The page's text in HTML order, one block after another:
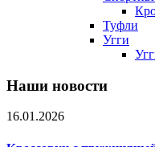
Туфли
Угги
Наши новости
16.01.2026